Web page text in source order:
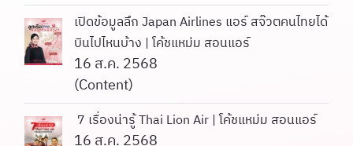
เปิดข้อมูลลึก️ Japan Airlines แอร์ สจ๊วตคนไทยได้
บินไปไหนบ้าง️ | โค้ชแหม่ม สอนแอร์
16 ส.ค. 2568
(Content)
7 เรื่องน่ารู้ Thai Lion Air | โค้ชแหม่ม สอนแอร์
16 ส.ค. 2568